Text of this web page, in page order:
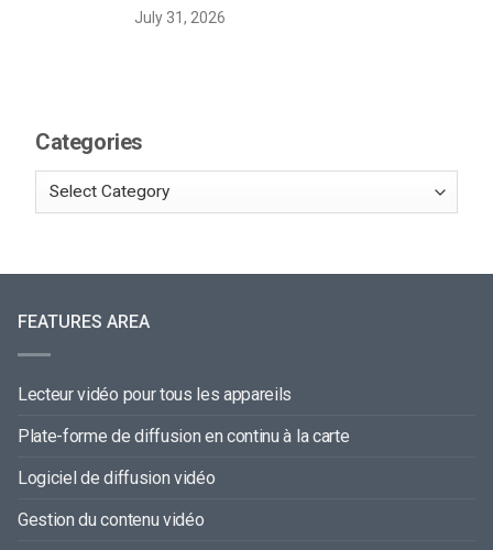
July 31, 2026
Categories
FEATURES AREA
Lecteur vidéo pour tous les appareils
Plate-forme de diffusion en continu à la carte
Logiciel de diffusion vidéo
Gestion du contenu vidéo